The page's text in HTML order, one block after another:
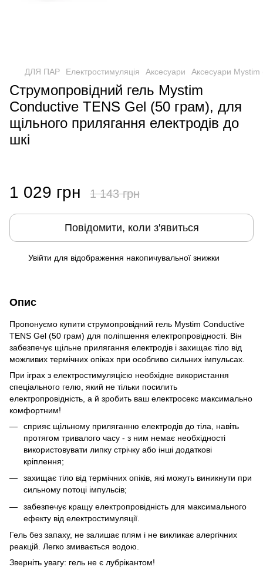
ДЛЯ ПАР Електростимуляція Аксесуари Аксесуари Mystim
Струмопровідний гель Mystim
Conductive TENS Gel (50 грам), для
щільного прилягання електродів до
шкі
1 029 грн 1 143 грн
Повідомити, коли з'явиться
Увійти для відображення накопичувальної знижки
Опис
Пропонуємо купити струмопровідний гель Mystim Conductive
TENS Gel (50 грам) для поліпшення електропровідності. Він
забезпечує щільне прилягання електродів і захищає тіло від
можливих термічних опіках при особливо сильних імпульсах.
При іграх з електростимуляцією необхідне використання
спеціального гелю, який не тільки посилить
електропровідність, а й зробить ваш електросекс максимально
комфортним!
сприяє щільному приляганню електродів до тіла, навіть
протягом тривалого часу - з ним немає необхідності
використовувати липку стрічку або інші додаткові
кріплення;
захищає тіло від термічних опіків, які можуть виникнути при
сильному потоці імпульсів;
забезпечує кращу електропровідність для максимального
ефекту від електростимуляції.
Гель без запаху, не залишає плям і не викликає алергічних
реакцій. Легко змивається водою.
Зверніть увагу: гель не є лубрікантом!